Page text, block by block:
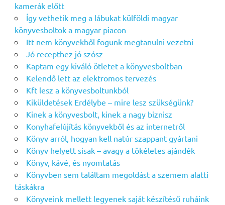
kamerák előtt
Így vethetik meg a lábukat külföldi magyar
könyvesboltok a magyar piacon
Itt nem könyvekből fogunk megtanulni vezetni
Jó recepthez jó szósz
Kaptam egy kiváló ötletet a könyvesboltban
Kelendő lett az elektromos tervezés
Kft lesz a könyvesboltunkból
Kiküldetések Erdélybe – mire lesz szükségünk?
Kinek a könyvesbolt, kinek a nagy biznisz
Konyhafelújítás könyvekből és az internetről
Könyv arról, hogyan kell natúr szappant gyártani
Könyv helyett sisak – avagy a tökéletes ajándék
Könyv, kávé, és nyomtatás
Könyvben sem találtam megoldást a szemem alatti
táskákra
Könyveink mellett legyenek saját készítésű ruháink